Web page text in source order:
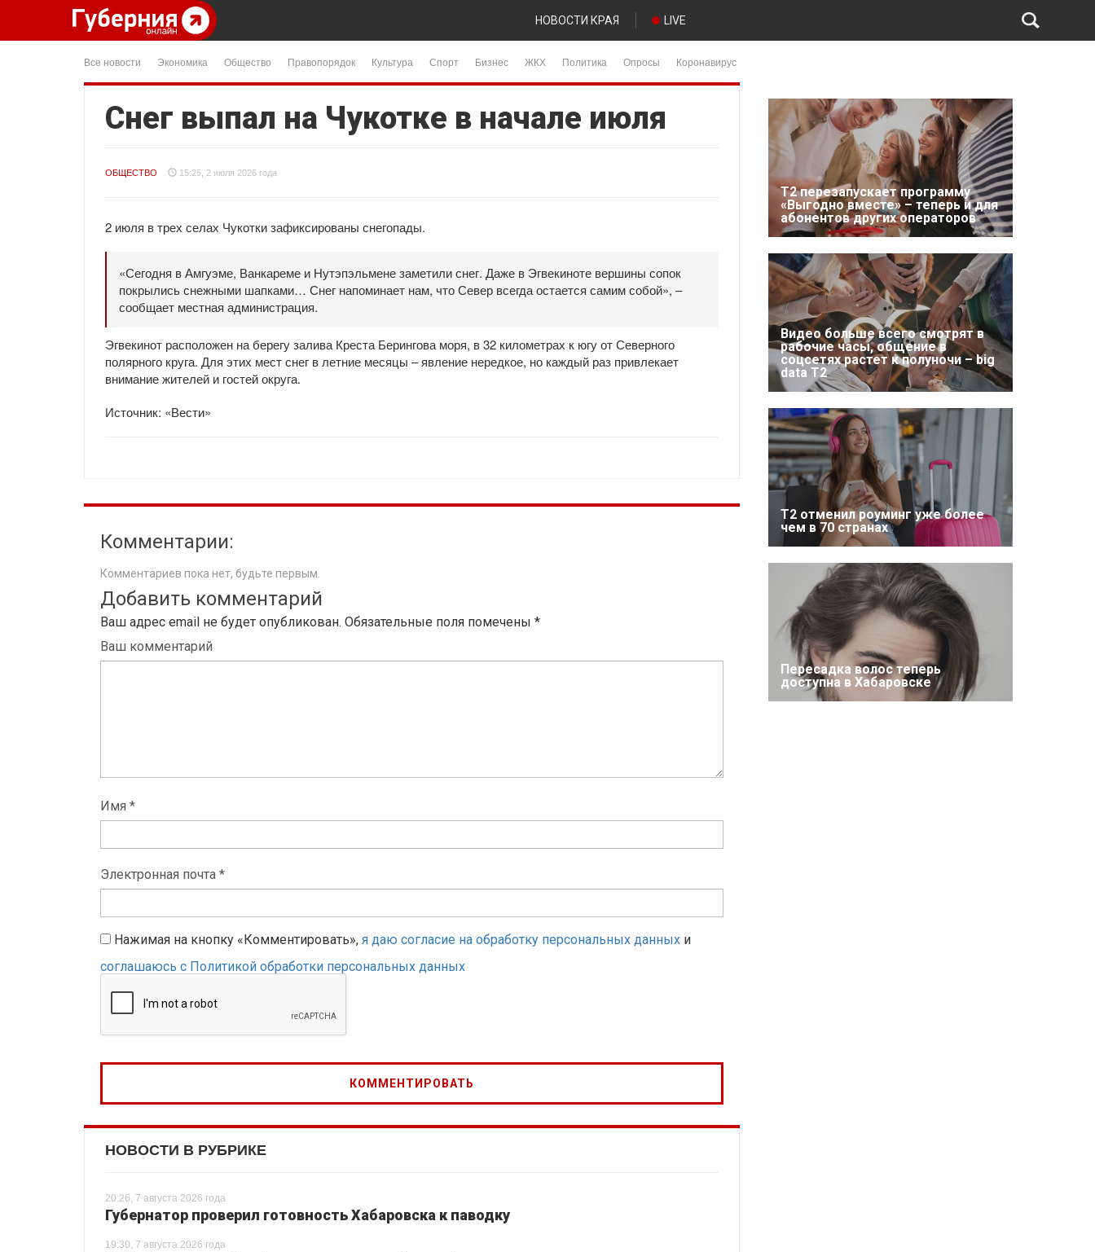
НОВОСТИ КРАЯ LIVE
Все новости Экономика Общество Правопорядок Культура Спорт Бизнес ЖКХ Политика Опросы Коронавирус
Снег выпал на Чукотке в начале июля
ОБЩЕСТВО 15:25, 2 июля 2026 года
2 июля в трех селах Чукотки зафиксированы снегопады.
«Сегодня в Амгуэме, Ванкареме и Нутэпэльмене заметили снег. Даже в Эгвекиноте вершины сопок
покрылись снежными шапками… Снег напоминает нам, что Север всегда остается самим собой», –
сообщает местная администрация.
Эгвекинот расположен на берегу залива Креста Берингова моря, в 32 километрах к югу от Северного
полярного круга. Для этих мест снег в летние месяцы – явление нередкое, но каждый раз привлекает
внимание жителей и гостей округа.
Источник: «Вести»
Комментарии:
Комментариев пока нет, будьте первым.
Добавить комментарий
Ваш адрес email не будет опубликован. Обязательные поля помечены *
Ваш комментарий
Имя *
Электронная почта *
Нажимая на кнопку «Комментировать», я даю согласие на обработку персональных данных и
соглашаюсь с Политикой обработки персональных данных
НОВОСТИ В РУБРИКЕ
20:26, 7 августа 2026 года
Губернатор проверил готовность Хабаровска к паводку
19:30, 7 августа 2026 года
Т2 перезапускает программу
«Выгодно вместе» – теперь и для
абонентов других операторов
Видео больше всего смотрят в
рабочие часы, общение в
соцсетях растет к полуночи – big
data T2
Т2 отменил роуминг уже более
чем в 70 странах
Пересадка волос теперь
доступна в Хабаровске